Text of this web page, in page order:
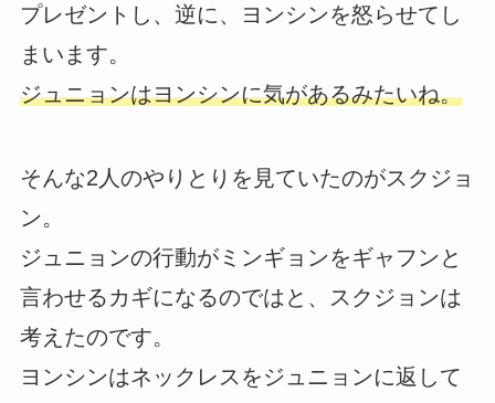
プレゼントし、逆に、ヨンシンを怒らせてし
まいます。
ジュニョンはヨンシンに気があるみたいね。
そんな2人のやりとりを見ていたのがスクジョ
ン。
ジュニョンの行動がミンギョンをギャフンと
言わせるカギになるのではと、スクジョンは
考えたのです。
ヨンシンはネックレスをジュニョンに返して